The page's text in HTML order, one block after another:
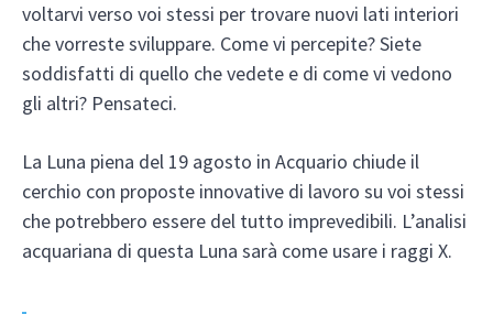
voltarvi verso voi stessi per trovare nuovi lati interiori
che vorreste sviluppare. Come vi percepite? Siete
soddisfatti di quello che vedete e di come vi vedono
gli altri? Pensateci.
La Luna piena del 19 agosto in Acquario chiude il
cerchio con proposte innovative di lavoro su voi stessi
che potrebbero essere del tutto imprevedibili. L’analisi
acquariana di questa Luna sarà come usare i raggi X.